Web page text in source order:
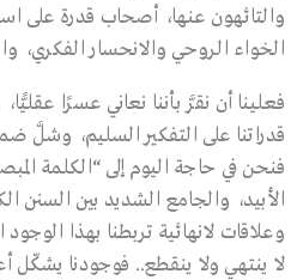
والتائهون عنها، أصحاب قدرة على
الخواء الروحي والانحسار الفكري،
فعلينا أن نقرَّ بأننا نعاني عسرًا
قدراتنا على التفكير السليم، وشلَّ
فنحن في حاجة اليوم إلى “الكلمة
الأبيد، والجامع الشديد بين السنن
وعلاقات لانهائية تربطنا بهذا
لا ينتهي ولا ينقطع.. فوجودنا يشكّل